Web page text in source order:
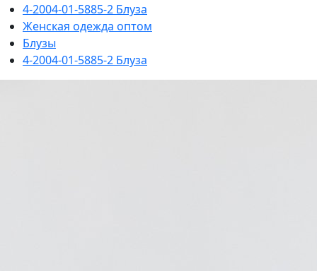
4-2004-01-5885-2 Блуза
Женская одежда оптом
Блузы
4-2004-01-5885-2 Блуза